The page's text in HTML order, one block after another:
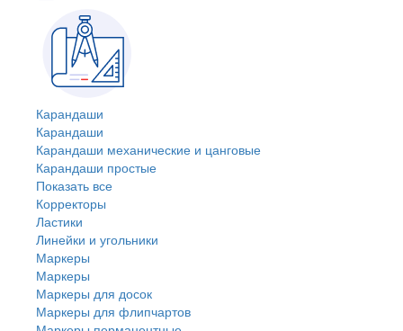
Карандаши
Карандаши
Карандаши механические и цанговые
Карандаши простые
Показать все
Корректоры
Ластики
Линейки и угольники
Маркеры
Маркеры
Маркеры для досок
Маркеры для флипчартов